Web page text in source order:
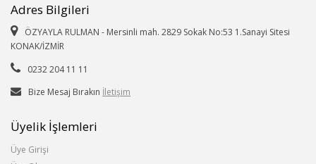
Adres Bilgileri
ÖZYAYLA RULMAN - Mersinli mah. 2829 Sokak No:53 1.Sanayi Sitesi
KONAK/İZMİR
0232 204 11 11
Bize Mesaj Bırakın İletişim
Üyelik İşlemleri
Üye Girişi